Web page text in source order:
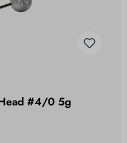
#4/0 5g